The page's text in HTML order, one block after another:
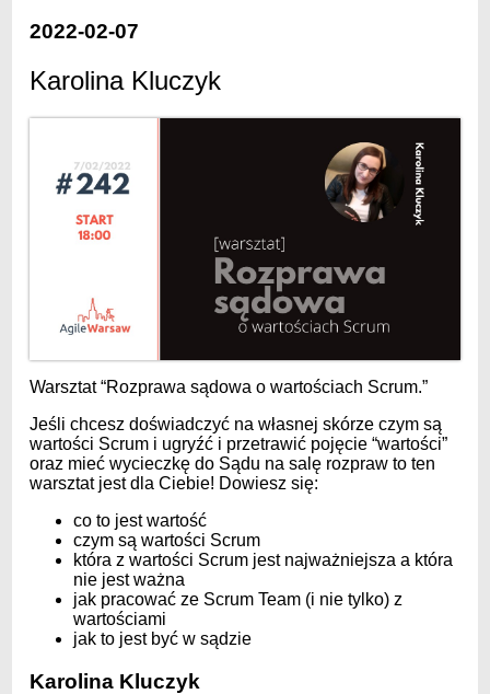
2022-02-07
Karolina Kluczyk
Warsztat “Rozprawa sądowa o wartościach Scrum.”
Jeśli chcesz doświadczyć na własnej skórze czym są
wartości Scrum i ugryźć i przetrawić pojęcie “wartości”
oraz mieć wycieczkę do Sądu na salę rozpraw to ten
warsztat jest dla Ciebie! Dowiesz się:
co to jest wartość
czym są wartości Scrum
która z wartości Scrum jest najważniejsza a która
nie jest ważna
jak pracować ze Scrum Team (i nie tylko) z
wartościami
jak to jest być w sądzie
Karolina Kluczyk